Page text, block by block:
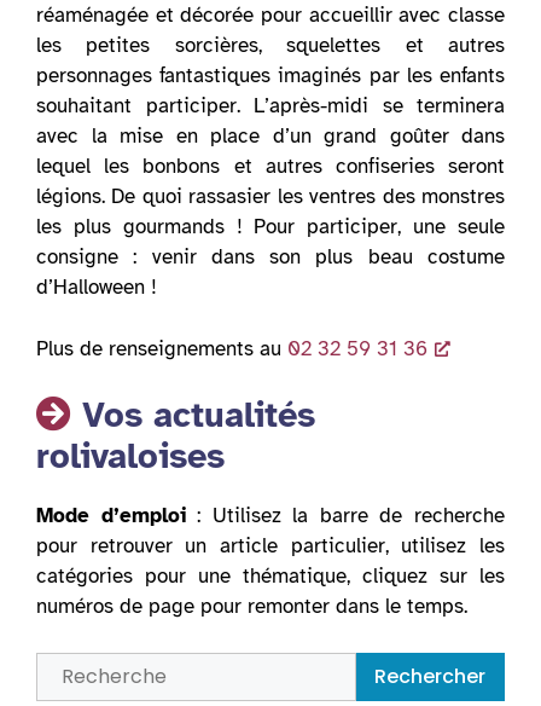
réaménagée et décorée pour accueillir avec classe
les petites sorcières, squelettes et autres
personnages fantastiques imaginés par les enfants
souhaitant participer. L’après-midi se terminera
avec la mise en place d’un grand goûter dans
lequel les bonbons et autres confiseries seront
légions. De quoi rassasier les ventres des monstres
les plus gourmands ! Pour participer, une seule
consigne : venir dans son plus beau costume
d’Halloween !
Plus de renseignements au 02 32 59 31 36
Vos actualités
rolivaloises
Mode d’emploi: Utilisez la barre de recherche
pour retrouver un article particulier, utilisez les
catégories pour une thématique, cliquez sur les
numéros de page pour remonter dans le temps.
Rechercher